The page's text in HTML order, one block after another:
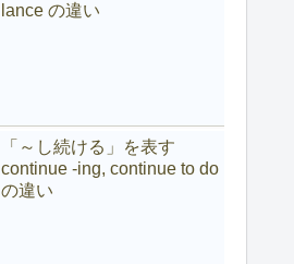
lance の違い
「～し続ける」を表す
continue -ing, continue to do
の違い